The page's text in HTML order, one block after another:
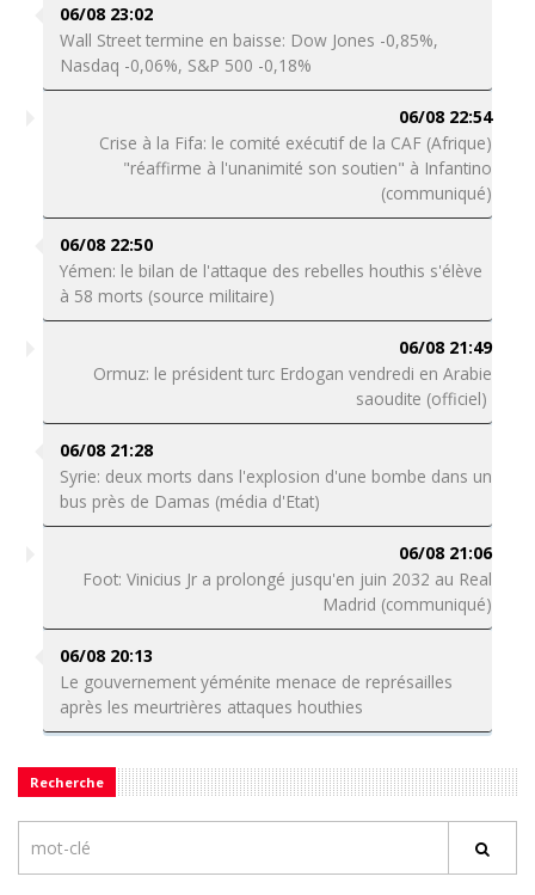
06/08 23:02
Wall Street termine en baisse: Dow Jones -0,85%,
Nasdaq -0,06%, S&P 500 -0,18%
06/08 22:54
Crise à la Fifa: le comité exécutif de la CAF (Afrique)
"réaffirme à l'unanimité son soutien" à Infantino
(communiqué)
06/08 22:50
Yémen: le bilan de l'attaque des rebelles houthis s'élève
à 58 morts (source militaire)
06/08 21:49
Ormuz: le président turc Erdogan vendredi en Arabie
saoudite (officiel)
06/08 21:28
Syrie: deux morts dans l'explosion d'une bombe dans un
bus près de Damas (média d'Etat)
06/08 21:06
Foot: Vinicius Jr a prolongé jusqu'en juin 2032 au Real
Madrid (communiqué)
06/08 20:13
Le gouvernement yéménite menace de représailles
après les meurtrières attaques houthies
Recherche